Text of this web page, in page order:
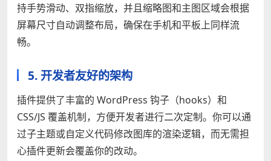
持手势滑动、双指缩放，并且缩略图和主图区域会根据
屏幕尺寸自动调整布局，确保在手机和平板上同样流
畅。
5. 开发者友好的架构
插件提供了丰富的 WordPress 钩子（hooks）和
CSS/JS 覆盖机制，方便开发者进行二次定制。你可以通
过子主题或自定义代码修改图库的渲染逻辑，而无需担
心插件更新会覆盖你的改动。